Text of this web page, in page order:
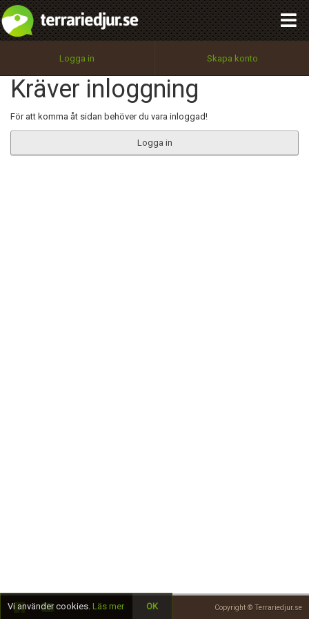
Logga in Skapa konto
Kräver inloggning
För att komma åt sidan behöver du vara inloggad!
Logga in
Copyright © Terrariedjur.se
Utför
100%
OK
integritetspolicy
Namn:
Epost:
Begär nytt lösenord
Tillbaka till förstasidan
Vi använder cookies. Läs mer OK